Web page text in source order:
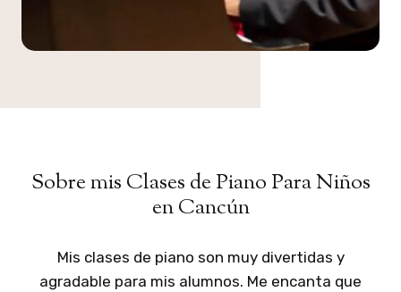
Sobre mis Clases de Piano Para Niños
en Cancún
Mis clases de piano son muy divertidas y
agradable para mis alumnos. Me encanta que